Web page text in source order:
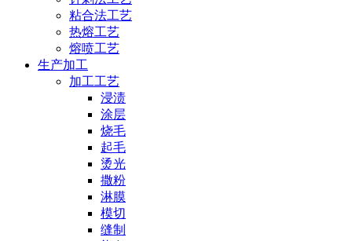
粘合法工艺
热熔工艺
熔喷工艺
生产加工
加工工艺
浸渍
涂层
烧毛
起毛
烫光
撒粉
淋膜
模切
缝制